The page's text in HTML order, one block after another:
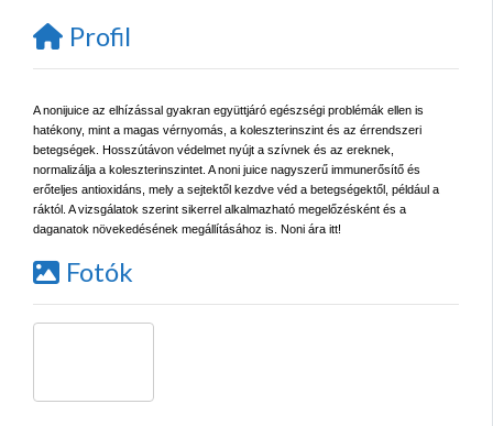
Profil
A nonijuice az elhízással gyakran együttjáró egészségi problémák ellen is
hatékony, mint a magas vérnyomás, a koleszterinszint és az érrendszeri
betegségek. Hosszútávon védelmet nyújt a szívnek és az ereknek,
normalizálja a koleszterinszintet. A noni juice nagyszerű immunerősítő és
erőteljes antioxidáns, mely a sejtektől kezdve véd a betegségektől, például a
ráktól. A vizsgálatok szerint sikerrel alkalmazható megelőzésként és a
daganatok növekedésének megállításához is. Noni ára itt!
Fotók